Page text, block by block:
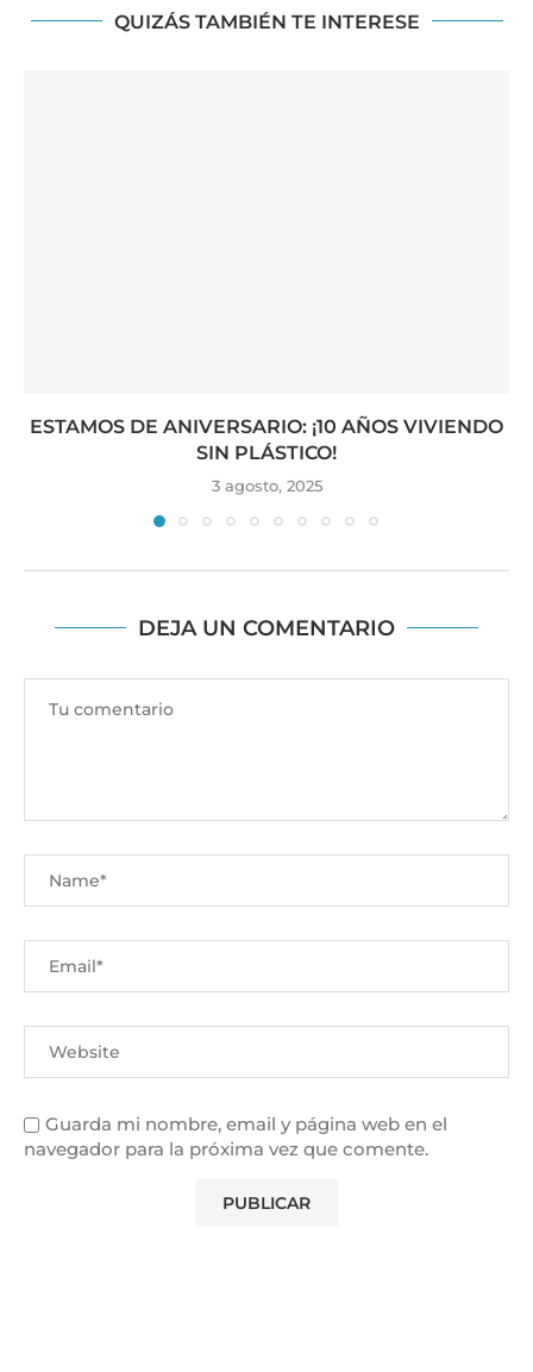
QUIZÁS TAMBIÉN TE INTERESE
ESTAMOS DE ANIVERSARIO: ¡10 AÑOS VIVIENDO
SIN PLÁSTICO!
3 agosto, 2025
DEJA UN COMENTARIO
Guarda mi nombre, email y página web en el
navegador para la próxima vez que comente.